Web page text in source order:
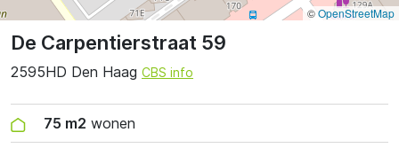
De Carpentierstraat 59
2595HD Den Haag CBS info
75 m2 wonen
©OpenStreetMap